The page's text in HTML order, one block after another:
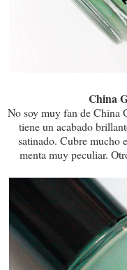
China
No soy muy fan de China
tiene un acabado
satinado. Cubre mucho
menta muy peculiar.